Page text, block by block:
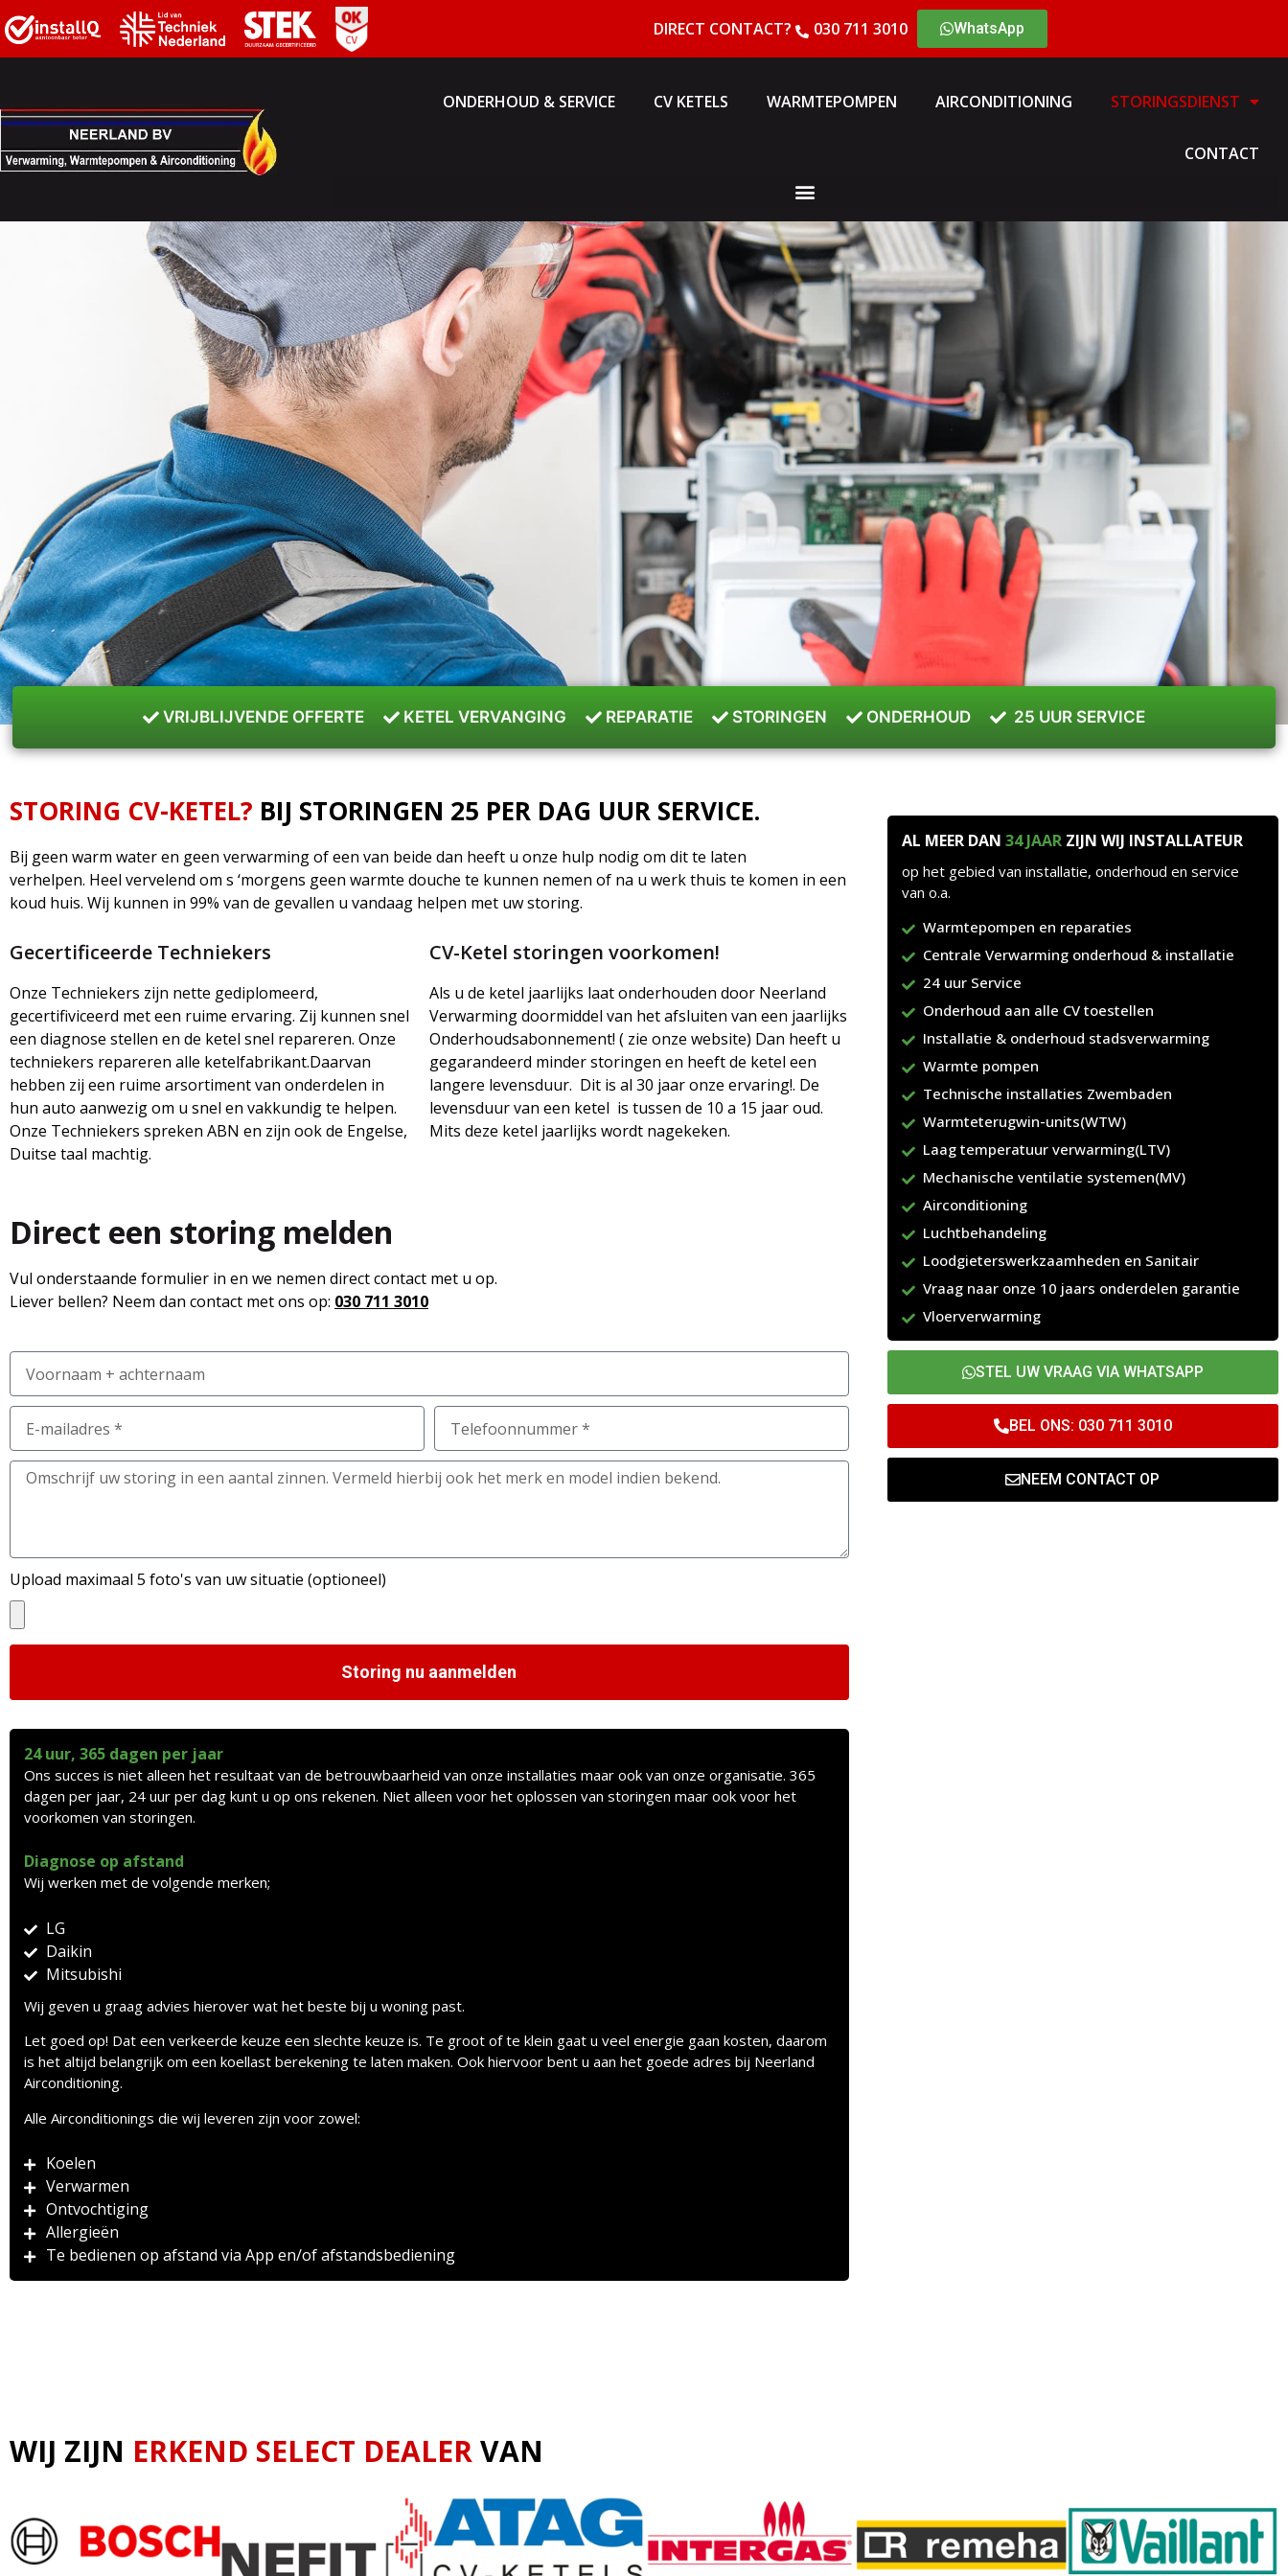
DIRECT CONTACT? 030 711 3010 WhatsApp
ONDERHOUD & SERVICE CV KETELS WARMTEPOMPEN AIRCONDITIONING STORINGSDIENST
CONTACT
VRIJBLIJVENDE OFFERTE KETEL VERVANGING REPARATIE STORINGEN ONDERHOUD 25 UUR SERVICE
STORING CV-KETEL? BIJ STORINGEN 25 PER DAG UUR SERVICE.
Bij geen warm water en geen verwarming of een van beide dan heeft u onze hulp nodig om dit te laten
verhelpen. Heel vervelend om s ‘morgens geen warmte douche te kunnen nemen of na u werk thuis te komen in een
koud huis. Wij kunnen in 99% van de gevallen u vandaag helpen met uw storing.
Gecertificeerde Techniekers
Onze Techniekers zijn nette gediplomeerd,
gecertifiviceerd met een ruime ervaring. Zij kunnen snel
een diagnose stellen en de ketel snel repareren. Onze
techniekers repareren alle ketelfabrikant.Daarvan
hebben zij een ruime arsortiment van onderdelen in
hun auto aanwezig om u snel en vakkundig te helpen.
Onze Techniekers spreken ABN en zijn ook de Engelse,
Duitse taal machtig.
CV-Ketel storingen voorkomen!
Als u de ketel jaarlijks laat onderhouden door Neerland
Verwarming doormiddel van het afsluiten van een jaarlijks
Onderhoudsabonnement! ( zie onze website) Dan heeft u
gegarandeerd minder storingen en heeft de ketel een
langere levensduur. Dit is al 30 jaar onze ervaring!. De
levensduur van een ketel is tussen de 10 a 15 jaar oud.
Mits deze ketel jaarlijks wordt nagekeken.
Direct een storing melden
Vul onderstaande formulier in en we nemen direct contact met u op.
Liever bellen? Neem dan contact met ons op: 030 711 3010
Upload maximaal 5 foto's van uw situatie (optioneel)
Storing nu aanmelden
24 uur, 365 dagen per jaar
Ons succes is niet alleen het resultaat van de betrouwbaarheid van onze installaties maar ook van onze organisatie. 365
dagen per jaar, 24 uur per dag kunt u op ons rekenen. Niet alleen voor het oplossen van storingen maar ook voor het
voorkomen van storingen.
Diagnose op afstand
Wij werken met de volgende merken;
LG
Daikin
Mitsubishi
Wij geven u graag advies hierover wat het beste bij u woning past.
Let goed op! Dat een verkeerde keuze een slechte keuze is. Te groot of te klein gaat u veel energie gaan kosten, daarom
is het altijd belangrijk om een koellast berekening te laten maken. Ook hiervoor bent u aan het goede adres bij Neerland
Airconditioning.
Alle Airconditionings die wij leveren zijn voor zowel:
Koelen
Verwarmen
Ontvochtiging
Allergieën
Te bedienen op afstand via App en/of afstandsbediening
AL MEER DAN 34 JAAR ZIJN WIJ INSTALLATEUR
op het gebied van installatie, onderhoud en service
van o.a.
Warmtepompen en reparaties
Centrale Verwarming onderhoud & installatie
24 uur Service
Onderhoud aan alle CV toestellen
Installatie & onderhoud stadsverwarming
Warmte pompen
Technische installaties Zwembaden
Warmteterugwin-units(WTW)
Laag temperatuur verwarming(LTV)
Mechanische ventilatie systemen(MV)
Airconditioning
Luchtbehandeling
Loodgieterswerkzaamheden en Sanitair
Vraag naar onze 10 jaars onderdelen garantie
Vloerverwarming
STEL UW VRAAG VIA WHATSAPP
BEL ONS: 030 711 3010
NEEM CONTACT OP
WIJ ZIJN ERKEND SELECT DEALERVAN